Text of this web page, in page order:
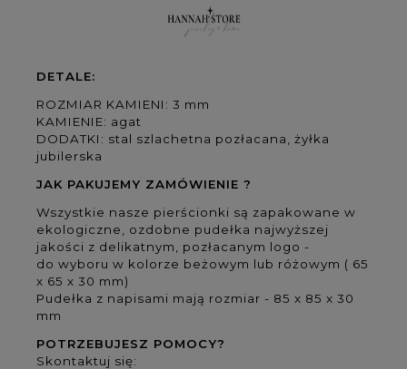
DETALE:
ROZMIAR KAMIENI: 3 mm
KAMIENIE: agat
DODATKI: stal szlachetna pozłacana, żyłka
jubilerska
JAK PAKUJEMY ZAMÓWIENIE ?
Wszystkie nasze pierścionki są zapakowane w
ekologiczne, ozdobne pudełka najwyższej
jakości z delikatnym, pozłacanym logo -
do wyboru w kolorze beżowym lub różowym ( 65
x 65 x 30 mm)
Pudełka z napisami mają rozmiar - 85 x 85 x 30
mm
POTRZEBUJESZ POMOCY?
Skontaktuj się: